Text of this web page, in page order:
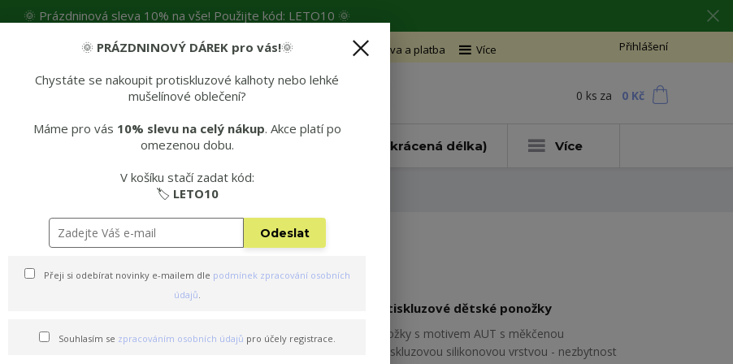
🌞 Prázdninová sleva 10% na vše! Použijte kód: LETO10 🌞
materiály 👶Spokojení malí lezci 💡Mohlo by se vám hodit 🚚Doprava a platba Více Přihlášení
0 ks za 0 Kč
👌 Edice s KŠANDAMI 2v1 🌞 Letní edice (zkrácená délka) Více
dětské ponožky - AUTA
ponožky - AUTA
Protiskluzové dětské ponožky
Ponožky s motivem AUT s měkčenou
protiskluzovou silikonovou vrstvou - nezbytnost
🌞 PRÁZDNINOVÝ DÁREK pro vás!🌞
Chystáte se nakoupit protiskluzové kalhoty nebo lehké
mušelínové oblečení?
Máme pro vás 10% slevu na celý nákup. Akce platí po
omezenou dobu.
V košíku stačí zadat kód:
🏷️ LETO10
Odeslat
Přeji si odebírat novinky e-mailem dle podmínek zpracování osobních
údajů.
Souhlasím se zpracováním osobních údajů pro účely registrace.